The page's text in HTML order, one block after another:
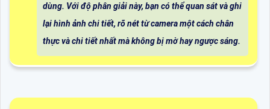
dùng. Với độ phân giải này, bạn có thể quan sát và ghi
lại hình ảnh chi tiết, rõ nét từ camera một cách chân
thực và chi tiết nhất mà không bị mờ hay ngược sáng.